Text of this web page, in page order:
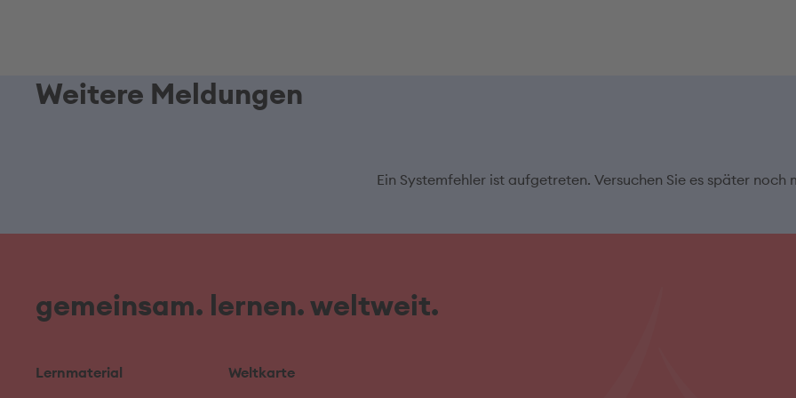
Weitere Meldungen
Ein Systemfehler ist aufgetreten. Versuchen Sie es später noch
gemeinsam. lernen. weltweit.
Lernmaterial Weltkarte